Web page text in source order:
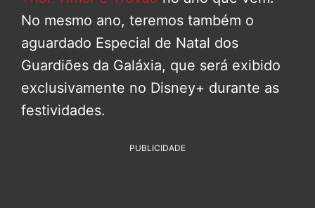
No mesmo ano, teremos também o
aguardado Especial de Natal dos
Guardiões da Galáxia, que será exibido
exclusivamente no Disney+ durante as
festividades.
PUBLICIDADE